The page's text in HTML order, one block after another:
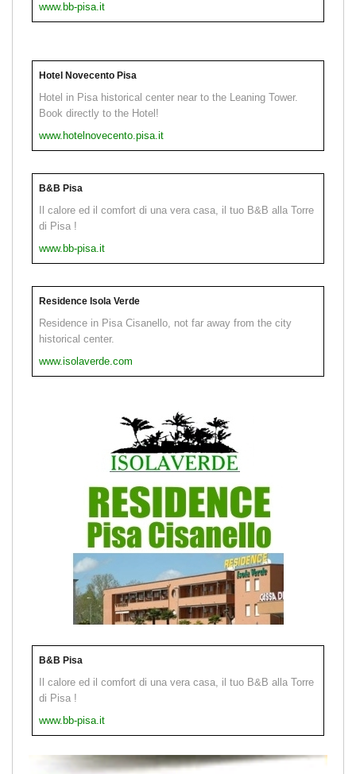
www.bb-pisa.it
Hotel Novecento Pisa
Hotel in Pisa historical center near to the Leaning Tower.
Book directly to the Hotel!
www.hotelnovecento.pisa.it
B&B Pisa
Il calore ed il comfort di una vera casa, il tuo B&B alla Torre
di Pisa !
www.bb-pisa.it
Residence Isola Verde
Residence in Pisa Cisanello, not far away from the city
historical center.
www.isolaverde.com
B&B Pisa
Il calore ed il comfort di una vera casa, il tuo B&B alla Torre
di Pisa !
www.bb-pisa.it